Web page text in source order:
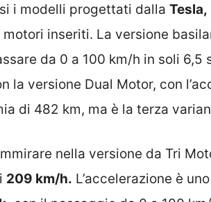
i modelli progettati dalla Tesla,
inseriti. La versione
da 0 a 100 km/h in soli 6,5
la versione Dual Motor, con
di 482 km, ma è la terza
nella versione da Tri
209 km/h. L’accelerazione è